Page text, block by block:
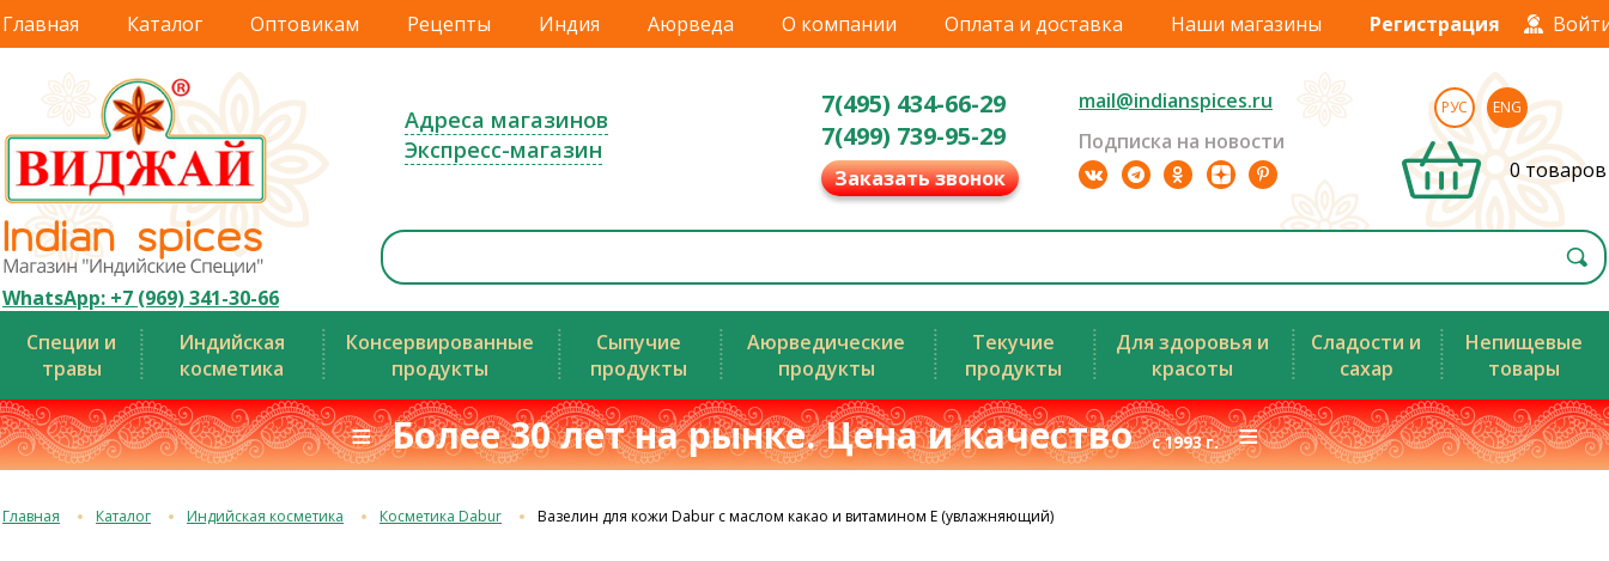
Главная Каталог Оптовикам Рецепты Индия Аюрведа О компании Оплата и доставка Наши магазины Регистрация
WhatsApp: +7 (969) 341-30-66
Адреса магазинов
Экспресс-магазин
7(495) 434-66-29
7(499) 739-95-29
Заказать звонок
mail@indianspices.ru
Подписка на новости
РУС ENG
0 товаров
Специи и
травы
Индийская
косметика
Консервированные
продукты
Сыпучие
продукты
Аюрведические
продукты
Текучие
продукты
Для здоровья и
красоты
Сладости и
сахар
Непищевые
товары
≡ Более 30 лет на рынке. Цена и качествос 1993 г.≡
Главная Каталог Индийская косметика Косметика Dabur Вазелин для кожи Dabur с маслом какао и витамином Е (увлажняющий)